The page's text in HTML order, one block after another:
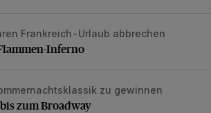
Inferno
Frankreich-Urlaub abbrechen
Inferno
zum Broadway zu gewinnen
zum Broadway